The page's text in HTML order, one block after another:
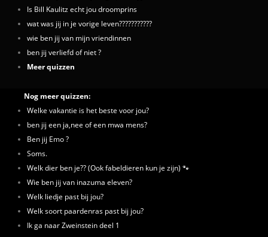
Is Bill Kaulitz echt jou droomprins
wat was jij in je vorige leven???????????
wie ben jij van mijn vriendinnen
ben jij verliefd of niet ?
Meer quizzen
Nog meer quizzen:
Welke vakantie is het beste voor jou?
ben jij een ja,nee of een mwa mens?
Ben jij Emo ?
Soms.
Welk dier ben je?? (Ook fabeldieren kun je zijn) 🐾
Wie ben jij van inazuma eleven?
Welk liedje past bij jou?
Welk soort paardenras past bij jou?
Ik ga naar Zweinstein deel 1